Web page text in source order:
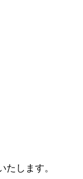
たします。